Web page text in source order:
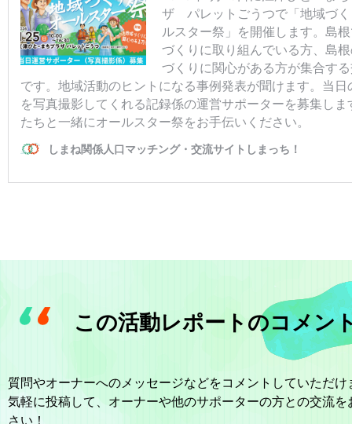
この活動レポートのコメン
質問やオーナーへのメッセージなどをコメントしていただけ
気軽に投稿して、オーナーや他のサポーターの方との交流を
さい！